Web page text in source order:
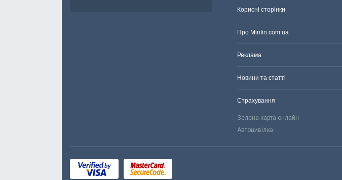
Корисні сторінки
Про Minfin.com.ua
Реклама
Новини та статті
Страхування
Зелена карта онлайн
Автоцивілка